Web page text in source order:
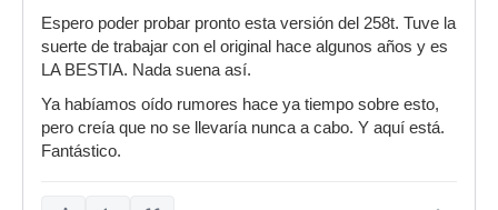
Espero poder probar pronto esta versión del 258t. Tuve la
suerte de trabajar con el original hace algunos años y es
LA BESTIA. Nada suena así.
Ya habíamos oído rumores hace ya tiempo sobre esto,
pero creía que no se llevaría nunca a cabo. Y aquí está.
Fantástico.